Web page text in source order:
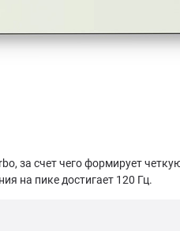
за счет чего формирует
на пике достигает 120 Гц.